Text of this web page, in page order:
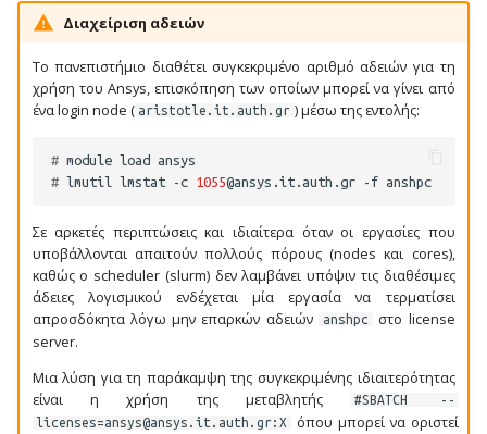
υπηρεσίες Cloud
Μεταφορά αρχείων μέσω
Globus
Parallel GNU εργασίες
Project Manager
GROMACS
LAMMPS
NAMD
NBO
ORCA
Q-Chem
Quantum Espresso
Busco
CASTER
cwltool
EggNOG-mapper
FastQC
FastQScreen
fastStructure
Διαχείριση αδειών
Το πανεπιστήμιο διαθέτει συγκεκριμένο αριθμό αδειών για τη
χρήση του Ansys, επισκόπηση των οποίων μπορεί να γίνει από
ένα login node ( aristotle.it.auth.gr ) μέσω της εντολής:
# module load
# lmutil lmstat -c 1055@ansys.it.auth.gr -f anshpc
Σε αρκετές περιπτώσεις και ιδιαίτερα όταν οι εργασίες που
υποβάλλονται απαιτούν πολλούς πόρους (nodes και cores),
καθώς ο scheduler (slurm) δεν λαμβάνει υπόψιν τις διαθέσιμες
άδειες λογισμικού ενδέχεται μία εργασία να τερματίσει
απροσδόκητα λόγω μην επαρκών αδειών
anshpc
στο license
server.
Μια λύση για τη παράκαμψη της συγκεκριμένης ιδιαιτερότητας
είναι η χρήση της μεταβλητής
#SBATCH --
licenses=ansys@ansys.it.auth.gr:X
όπου μπορεί να οριστεί